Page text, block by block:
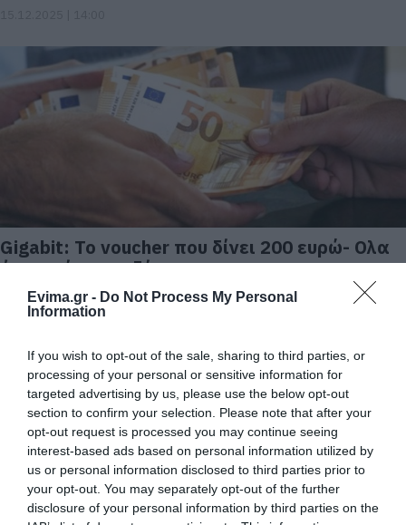
Evima.gr - Do Not Process My Personal
Information
If you wish to opt-out of the sale, sharing to third parties, or
processing of your personal or sensitive information for
targeted advertising by us, please use the below opt-out
section to confirm your selection. Please note that after your
opt-out request is processed you may continue seeing
interest-based ads based on personal information utilized by
us or personal information disclosed to third parties prior to
your opt-out. You may separately opt-out of the further
disclosure of your personal information by third parties on the
Gigabit: Το voucher που δίνει 200 ευρώ- Ολα
όσα πρέπει να ξέρεις
05.09.2025 | 12:00